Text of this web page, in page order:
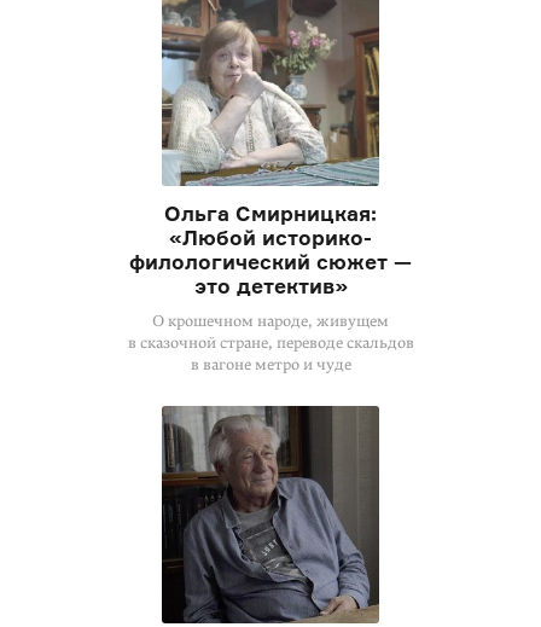
Ольга Смирницкая:
«Любой историко-
филологический сюжет —
это детектив»
О крошечном народе, живущем
в сказочной стране, переводе скальдов
в вагоне метро и чуде